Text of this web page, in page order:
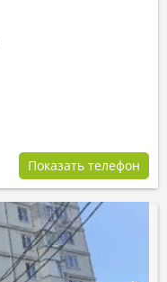
Показать телефон